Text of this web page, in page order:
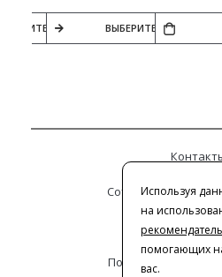
ПАРАМЕТРЫВЫБЕРИТЕ ПАРАМЕТРЫ
Сотрудничество с
Оферта
Политика
Используя
на
помогающих
вас.